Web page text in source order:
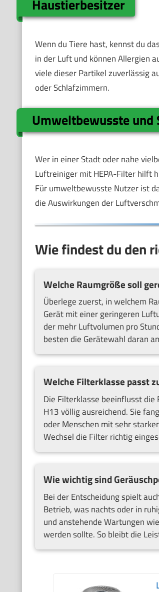
Haustierbesitzer
Wenn du Tiere hast, kennst du
in der Luft und können Allergien
viele dieser Partikel zuverlässig
oder Schlafzimmern.
Umweltbewusste und
Wer in einer Stadt oder nahe
Luftreiniger mit HEPA-Filter hilft
Für umweltbewusste Nutzer ist
die Auswirkungen der
Wie findest du den
Welche Raumgröße soll
Überlege zuerst, in welchem
Gerät mit einer geringeren
der mehr Luftvolumen pro
besten die Gerätewahl daran
Welche Filterklasse passt
Die Filterklasse beeinflusst die
H13 völlig ausreichend. Sie
oder Menschen mit sehr
Wechsel die Filter richtig
Wie wichtig sind
Bei der Entscheidung spielt
Betrieb, was nachts oder in
und anstehende Wartungen
werden sollte. So bleibt die